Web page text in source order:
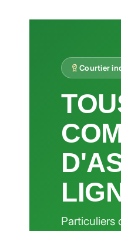
Courtier
Particuliers